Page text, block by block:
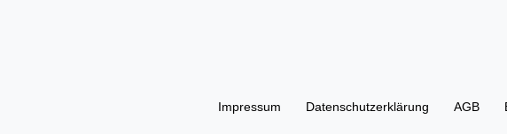
Impressum Daten­schutz­erklärung AGB